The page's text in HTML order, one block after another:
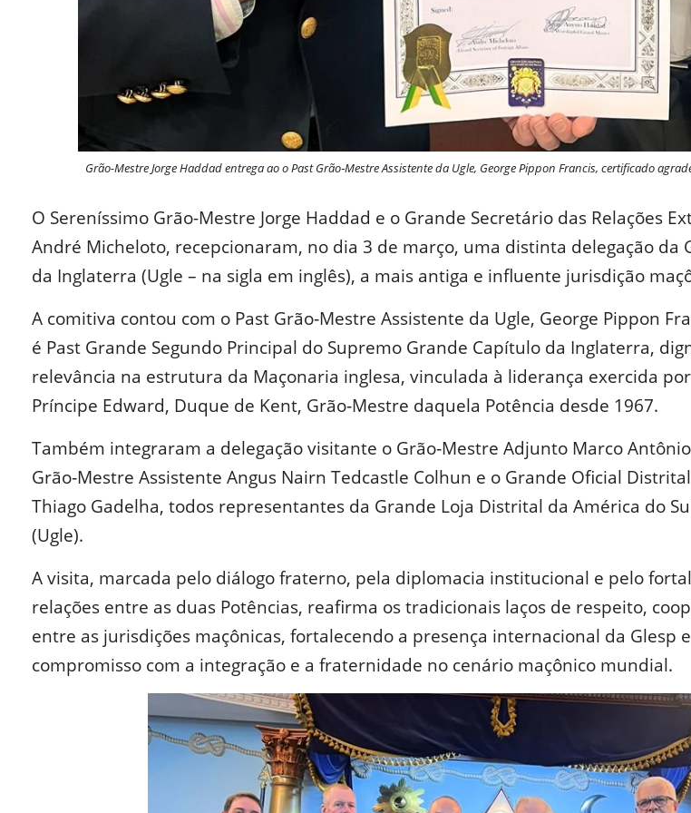
Grão-Mestre Jorge Haddad entrega ao o Past Grão‑Mestre Assistente da Ugle, George Pippon Francis, certificado
O Sereníssimo Grão-Mestre Jorge Haddad e o Grande Secretário das Relações
André Micheloto, recepcionaram, no dia 3 de março, uma distinta delegação da
da Inglaterra (Ugle – na sigla em inglês), a mais antiga e influente jurisdição
A comitiva contou com o Past Grão‑Mestre Assistente da Ugle, George Pippon
é Past Grande Segundo Principal do Supremo Grande Capítulo da Inglaterra,
relevância na estrutura da Maçonaria inglesa, vinculada à liderança exercida por
Príncipe Edward, Duque de Kent, Grão‑Mestre daquela Potência desde 1967.
Também integraram a delegação visitante o Grão‑Mestre Adjunto Marco
Grão‑Mestre Assistente Angus Nairn Tedcastle Colhun e o Grande Oficial
Thiago Gadelha, todos representantes da Grande Loja Distrital da América do
(Ugle).
A visita, marcada pelo diálogo fraterno, pela diplomacia institucional e pelo
relações entre as duas Potências, reafirma os tradicionais laços de respeito,
entre as jurisdições maçônicas, fortalecendo a presença internacional da Glesp
compromisso com a integração e a fraternidade no cenário maçônico mundial.